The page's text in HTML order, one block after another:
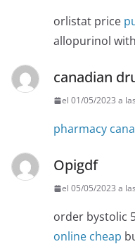
orlistat price
allopurinol
canadian
el 01/05/2023 a
pharmacy
Opigdf
el 05/05/2023 a
order bystolic
online cheap